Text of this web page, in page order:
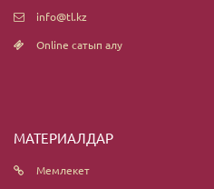
info@tl.kz
Online сатып алу
МАТЕРИАЛДАР
Мемлекет